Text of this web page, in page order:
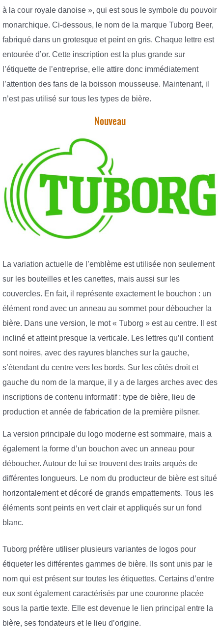
à la cour royale danoise », qui est sous le symbole du pouvoir
monarchique. Ci-dessous, le nom de la marque Tuborg Beer,
fabriqué dans un grotesque et peint en gris. Chaque lettre est
entourée d’or. Cette inscription est la plus grande sur
l’étiquette de l’entreprise, elle attire donc immédiatement
l’attention des fans de la boisson mousseuse. Maintenant, il
n’est pas utilisé sur tous les types de bière.
Nouveau
La variation actuelle de l’emblème est utilisée non seulement
sur les bouteilles et les canettes, mais aussi sur les
couvercles. En fait, il représente exactement le bouchon : un
élément rond avec un anneau au sommet pour déboucher la
bière. Dans une version, le mot « Tuborg » est au centre. Il est
incliné et atteint presque la verticale. Les lettres qu’il contient
sont noires, avec des rayures blanches sur la gauche,
s’étendant du centre vers les bords. Sur les côtés droit et
gauche du nom de la marque, il y a de larges arches avec des
inscriptions de contenu informatif : type de bière, lieu de
production et année de fabrication de la première pilsner.
La version principale du logo moderne est sommaire, mais a
également la forme d’un bouchon avec un anneau pour
déboucher. Autour de lui se trouvent des traits arqués de
différentes longueurs. Le nom du producteur de bière est situé
horizontalement et décoré de grands empattements. Tous les
éléments sont peints en vert clair et appliqués sur un fond
blanc.
Tuborg préfère utiliser plusieurs variantes de logos pour
étiqueter les différentes gammes de bière. Ils sont unis par le
nom qui est présent sur toutes les étiquettes. Certains d’entre
eux sont également caractérisés par une couronne placée
sous la partie texte. Elle est devenue le lien principal entre la
bière, ses fondateurs et le lieu d’origine.